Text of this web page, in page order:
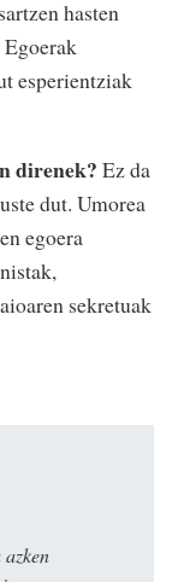
hasten
esperientziak
direnek? Ez da
dut. Umorea
egoera
sekretuak